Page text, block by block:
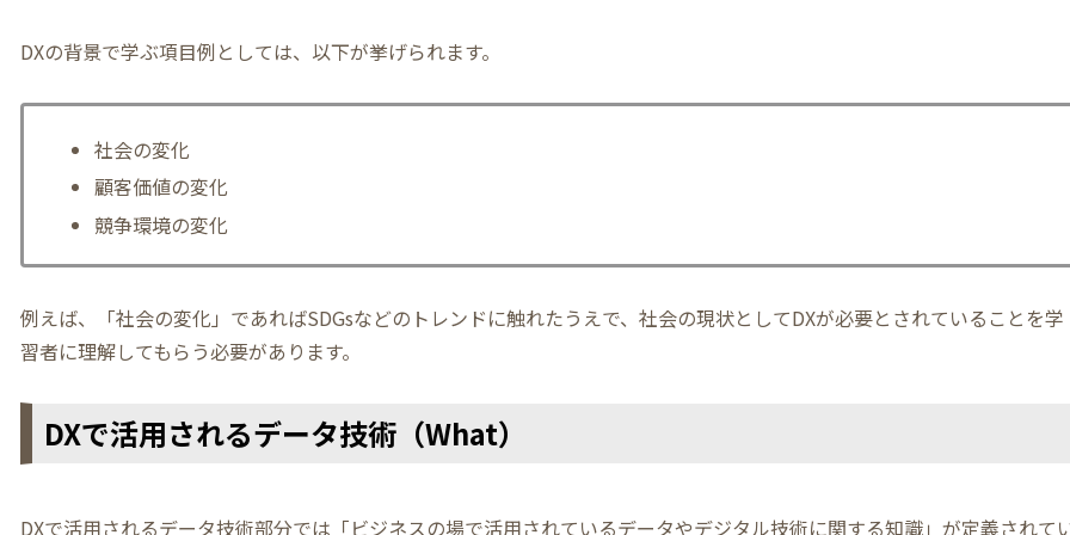
DXの背景で学ぶ項目例としては、以下が挙げられます。
社会の変化
顧客価値の変化
競争環境の変化
例えば、「社会の変化」であればSDGsなどのトレンドに触れたうえで、社会の現状としてDXが必要とされていることを学
習者に理解してもらう必要があります。
DXで活用されるデータ技術（What）
DXで活用されるデータ技術部分では「ビジネスの場で活用されているデータやデジタル技術に関する知識」が定義されて